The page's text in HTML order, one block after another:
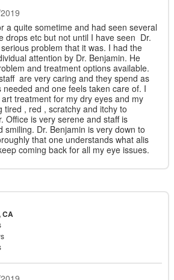
a quite sometime and had seen several
drops etc but not until I have seen Dr.
problem that it was. I had the
attention by Dr. Benjamin. He
and treatment options available.
are very caring and they spend as
needed and one feels taken care of. I
treatment for my dry eyes and my
tired , red , scratchy and itchy to
Office is very serene and staff is
smiling. Dr. Benjamin is very down to
that one understands what alis
coming back for all my eye issues.
CA